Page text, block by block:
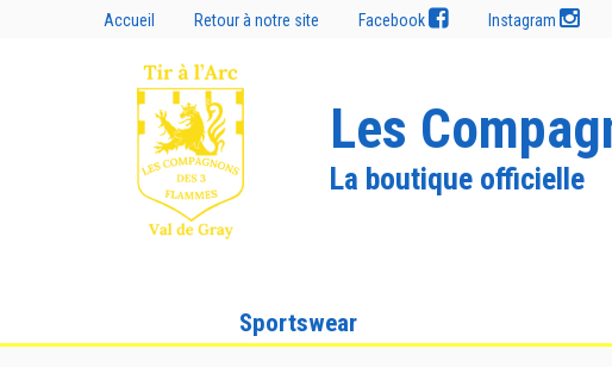
Accueil Retour à notre site Facebook Instagram
Les
La boutique officielle
Sportswear